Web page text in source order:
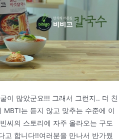
이 많았군요!!! 그래서 그런지.. 더 친
MBTI는 듣지 않고 맞추는 수준에 이
씨의 스토리에 자주 올라오는 구도
고 합니다!!여러분을 만나서 반가웠